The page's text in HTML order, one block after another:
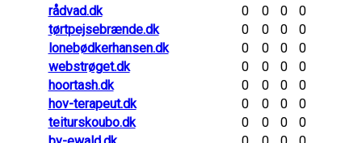
rådvad.dk
0 0 0
0
tørtpejsebrænde.dk
0 0 0
0
lonebødkerhansen.dk
0 0 0
0
webstrøget.dk
0 0 0
0
hoortash.dk
0 0 0
0
hov-terapeut.dk
0 0 0
0
teiturskoubo.dk
0 0 0
0